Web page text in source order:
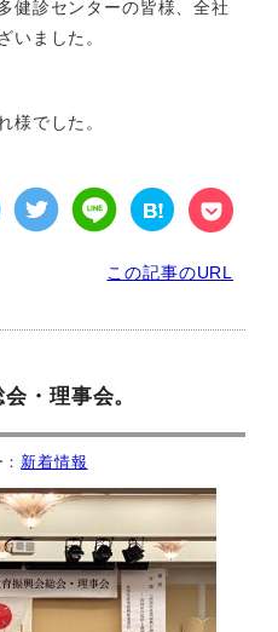
健診センターの皆様、全社
いました。
様でした。
この記事のURL
・理事会。
新着情報